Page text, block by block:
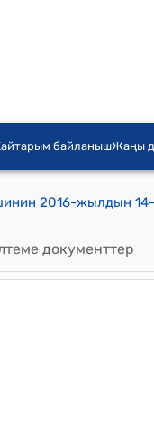
байланышЖаңы
документтер